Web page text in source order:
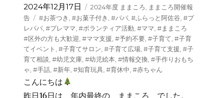
投
稿
日:
2024年12月17日
カ
テ
ゴ
リ
ー
2024年度 ままころ
ままころ開催報
告
タ
グ
#お茶つき #お菓子付き #パパ, #ふらっと阿佐谷 #プ
レパパ, #プレママ #ボランティア活動 #ママ #ままころ
#区外の方も大歓迎 #ママ支援 #予約不要, #子育て #子育
てイベント #子育てサロン #子育て広場, #子育て支援 #子
育て相談 #幼児文庫, #幼児絵本 #情報交換 #手作りおもち
ゃ #手話, #新年, #知育玩具, #育休中 #赤ちゃん
こんにちは
昨日16日は、年内最終の ままころ でした。